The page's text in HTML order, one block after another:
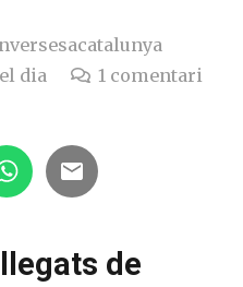
dia 1 comentari
de